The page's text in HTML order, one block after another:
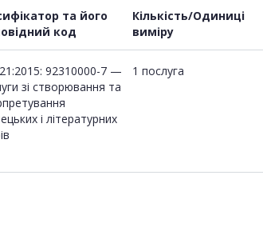
та його
код
Кількість/Одиниці
виміру
92310000-7 —
зі створювання та
і літературних
1 послуга